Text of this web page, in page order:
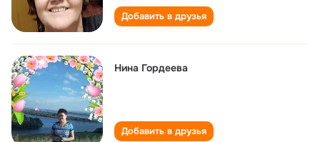
Добавить в друзья
Нина Гордеева
Добавить в друзья